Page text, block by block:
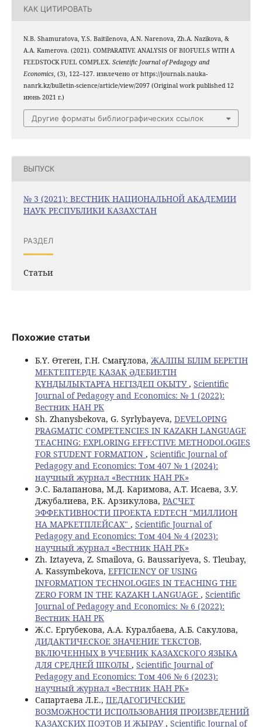
КАК ЦИТИРОВАТЬ
N.B. Shamuratova, Y.S. Baitilenova, A.N. Narenova, Zh.A. Nazikova, &
A.A. Kamerova. (2021). COMPARATIVE ANALYSIS OF BIOFUELS WITH A
FEEDSTOCK FUEL COMPLEX. Scientific Journal of Pedagogy and
Economics, (3), 122–127. извлечено от https://journals.nauka-
nanrk.kz/bulletin-science/article/view/2097 (Original work published 12
июнь 2021 г.)
Другие форматы библиографических ссылок
ВЫПУСК
№ 3 (2021): ВЕСТНИК НАЦИОНАЛЬНОЙ АКАДЕМИИ
НАУК РЕСПУБЛИКИ КАЗАХСТАН
РАЗДЕЛ
Статьи
Похожие статьи
Б.Ү. Өтеген, Г.Н. Смағұлова, ЖАЛПЫ БІЛІМ БЕРЕТІН
МЕКТЕПТЕРДЕ ҚАЗАҚ ӘДЕБИЕТІН
ҚҰНДЫЛЫҚТАРҒА НЕГІЗДЕП ОҚЫТУ, Scientific
Journal of Pedagogy and Economics: № 1 (2022):
Вестник НАН РК
Sh. Zhanysbekova, G. Syrlybayeva, DEVELOPING
PRAGMATIC COMPETENCIES IN KAZAKH LANGUAGE
TEACHING: EXPLORING EFFECTIVE METHODOLOGIES
FOR STUDENT FORMATION , Scientific Journal of
Pedagogy and Economics: Том 407 № 1 (2024):
научный журнал «Вестник НАН РК»
Э.С. Балапанова, М.Д. Каримова, А.Т. Исаева, З.У.
Джубалиева, Р.К. Арзикулова, РАСЧЕТ
ЭФФЕКТИВНОСТИ ПРОЕКТА EDTECH "МИЛЛИОН
НА МАРКЕТПЛЕЙСАХ" , Scientific Journal of
Pedagogy and Economics: Том 404 № 4 (2023):
научный журнал «Вестник НАН РК»
Zh. Iztayeva, Z. Smailova, G. Baussariyeva, S. Tleubay,
A. Kassymbekova, EFFICIENCY OF USING
INFORMATION TECHNOLOGIES IN TEACHING THE
ZERO FORM IN THE KAZAKH LANGUAGE , Scientific
Journal of Pedagogy and Economics: № 6 (2022):
Вестник НАН РК
Ж.С. Ергубекова, А.А. Куралбаева, А.Б. Сакулова,
ДИДАКТИЧЕСКОЕ ЗНАЧЕНИЕ ТЕКСТОВ,
ВКЛЮЧЕННЫХ В УЧЕБНИК КАЗАХСКОГО ЯЗЫКА
ДЛЯ СРЕДНЕЙ ШКОЛЫ , Scientific Journal of
Pedagogy and Economics: Том 406 № 6 (2023):
научный журнал «Вестник НАН РК»
Сапартаева Л.Е., ПЕДАГОГИЧЕСКИЕ
ВОЗМОЖНОСТИ ИСПОЛЬЗОВАНИЯ ПРОИЗВЕДЕНИЙ
КАЗАХСКИХ ПОЭТОВ И ЖЫРАУ, Scientific Journal of